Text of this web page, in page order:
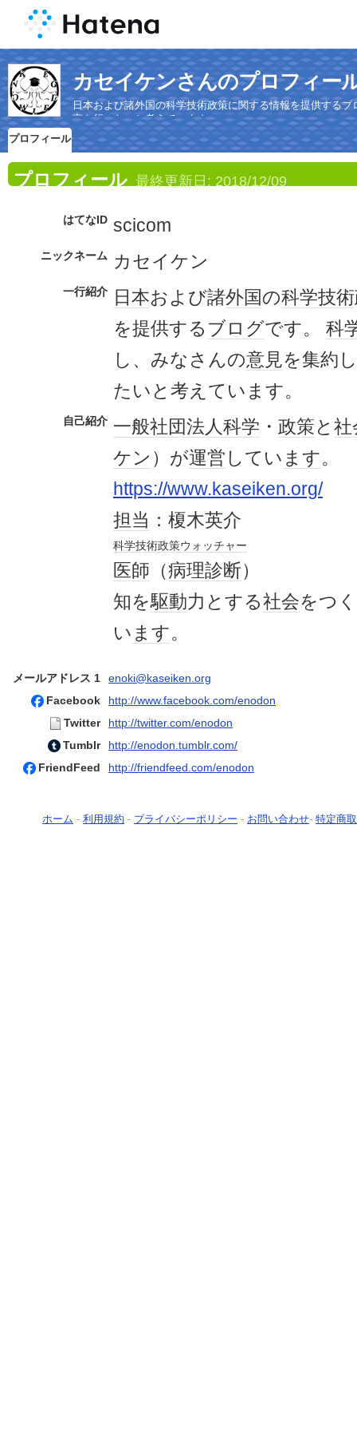
カセイケンさんのプロフィー
日本および諸外国の科学技術政策に関する情報を提供する
言を行いたいと考えています。
プロフィール
プロフィール 最終更新日: 2018/12/09
はてなID scicom
ニックネーム カセイケン
一行紹介 日本および諸外国の科学技術
を提供する ブログです。 科
し、みなさんの意見を集約
たいと考えています。
自己紹介 一般社団法人科学 ・ 政策と 社
ケン ）が運営 してい ます。
https://www.kaseiken.org/
担当 ：榎木英介
科学技術政策ウォッチャー
医師 （病理診断）
知を駆動力とする社会をつ
い ます。
メールアドレス 1
enoki@kaseiken.org
Facebook
http://www.facebook.com/enodon
Twitter
http://twitter.com/enodon
Tumblr
http://enodon.tumblr.com/
FriendFeed
http://friendfeed.com/enodon
ホーム - 利用規約 - プライバシーポリシー - お問い合わせ- 特定商